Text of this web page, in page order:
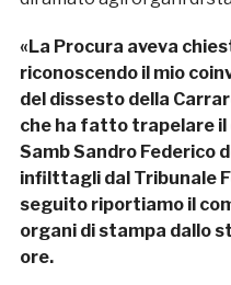
«La Procura aveva
riconoscendo il mio
del dissesto della
che ha fatto trapelare
Samb Sandro Federico
infilttagli dal Tribunale
seguito riportiamo il
organi di stampa dallo
ore.